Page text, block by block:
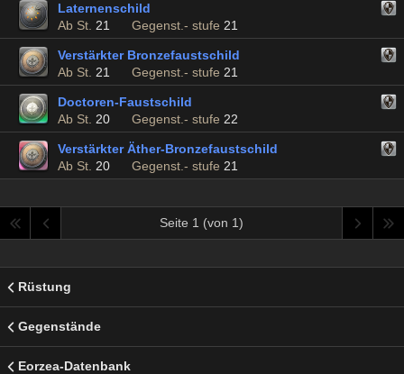
Laternenschild
Ab St. 21 Gegenst.- stufe 21
Verstärkter Bronzefaustschild
Ab St. 21 Gegenst.- stufe 21
Doctoren-Faustschild
Ab St. 20 Gegenst.- stufe 22
Verstärkter Äther-Bronzefaustschild
Ab St. 20 Gegenst.- stufe 21
Seite 1 (von 1)
Rüstung
Gegenstände
Eorzea-Datenbank